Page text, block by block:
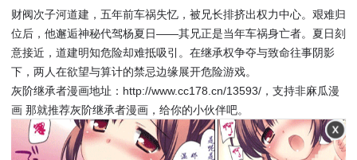
财阀次子河道建，五年前车祸失忆，被兄长排挤出权力中心。艰难归
位后，他邂逅神秘代驾杨夏日——其兄正是当年车祸身亡者。夏日刻
意接近，道建明知危险却难抵吸引。在继承权争夺与致命往事阴影
下，两人在欲望与算计的禁忌边缘展开危险游戏。
灰阶继承者漫画地址：http://www.cc178.cn/13593/，支持非麻瓜漫
画 那就推荐灰阶继承者漫画，给你的小伙伴吧。